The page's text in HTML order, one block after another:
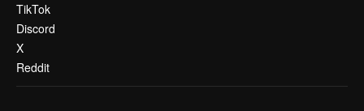
TikTok
Discord
X
Reddit